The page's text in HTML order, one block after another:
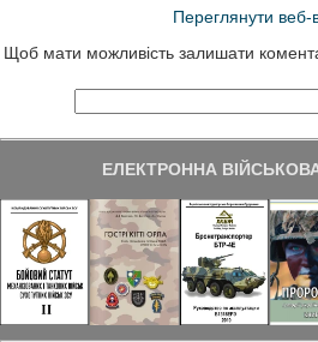
Переглянути веб-
Щоб мати можливість залишати
ЕЛЕКТРОННА